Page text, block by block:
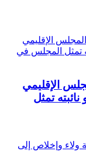
الإقليمي
تمثل